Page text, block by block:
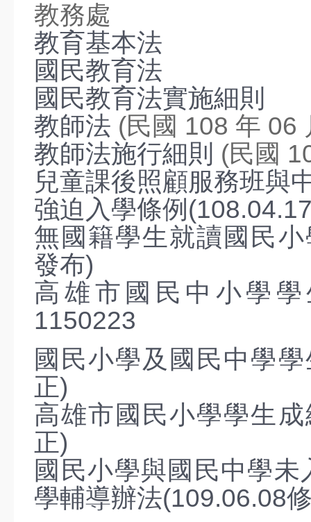
瑞祥本土教育網
檔案下載
學校簡介
瑞祥沿革
關於瑞祥
瑞祥願景
瑞祥影音
地理位置
學區(轉出入)
各班人數
Eng Intro
行政單位
校長室
教務處
學務處
總務處
輔導處
附設幼兒園
人事室
會計室
教育法規
學校章則
各式表單
教師專區
教務處
教育基本法
國民教育法
國民教育法實施細則
教師法 (民國 108 年 06
教師法施行細則 (民國
兒童課後照顧服務班與
強迫入學條例
無國籍學生就讀國民
發布)
高雄市國民中小學
1150223
國民小學及國民中學
正)
高雄市國民小學學生
正)
國民小學與國民中學
學輔導辦法(109.06.08